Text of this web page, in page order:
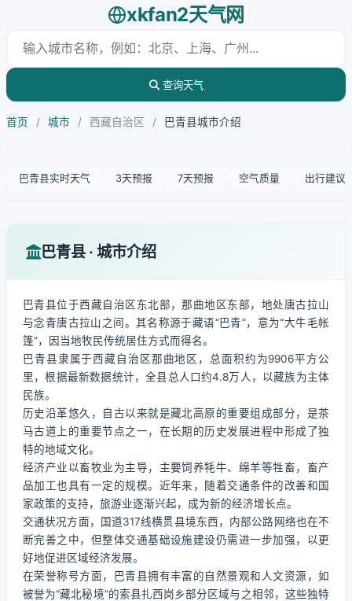
xkfan2天气网
查询天气
首页 / 城市 / 西藏自治区 / 巴青县城市介绍
巴青县实时天气 3天预报 7天预报 空气质量 出行建议
巴青县 · 城市介绍
巴青县位于西藏自治区东北部，那曲地区东部，地处唐古拉山
与念青唐古拉山之间。其名称源于藏语“巴青”，意为“大牛毛帐
篷”，因当地牧民传统居住方式而得名。
巴青县隶属于西藏自治区那曲地区，总面积约为9906平方公
里，根据最新数据统计，全县总人口约4.8万人，以藏族为主体
民族。
历史沿革悠久，自古以来就是藏北高原的重要组成部分，是茶
马古道上的重要节点之一，在长期的历史发展进程中形成了独
特的地域文化。
经济产业以畜牧业为主导，主要饲养牦牛、绵羊等牲畜，畜产
品加工也具有一定的规模。近年来，随着交通条件的改善和国
家政策的支持，旅游业逐渐兴起，成为新的经济增长点。
交通状况方面，国道317线横贯县境东西，内部公路网络也在不
断完善之中，但整体交通基础设施建设仍需进一步加强，以更
好地促进区域经济发展。
在荣誉称号方面，巴青县拥有丰富的自然景观和人文资源，如
被誉为“藏北秘境”的索县扎西岗乡部分区域与之相邻，这些独特